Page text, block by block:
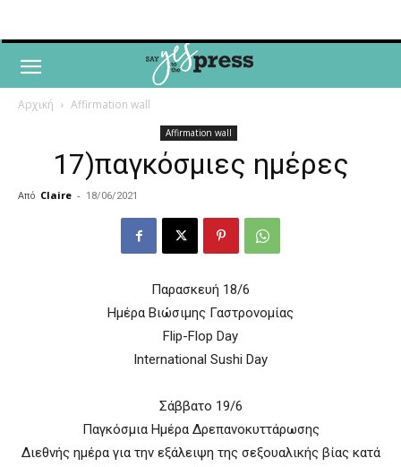
Αρχική Affirmation wall
Affirmation wall
17)παγκόσμιες ημέρες
Από Claire - 18/06/2021
Παρασκευή 18/6
Ημέρα Βιώσιμης Γαστρονομίας
Flip-Flop Day
International Sushi Day
Σάββατο 19/6
Παγκόσμια Ημέρα Δρεπανοκυττάρωσης
Διεθνής ημέρα για την εξάλειψη της σεξoυαλικής βίας κατά